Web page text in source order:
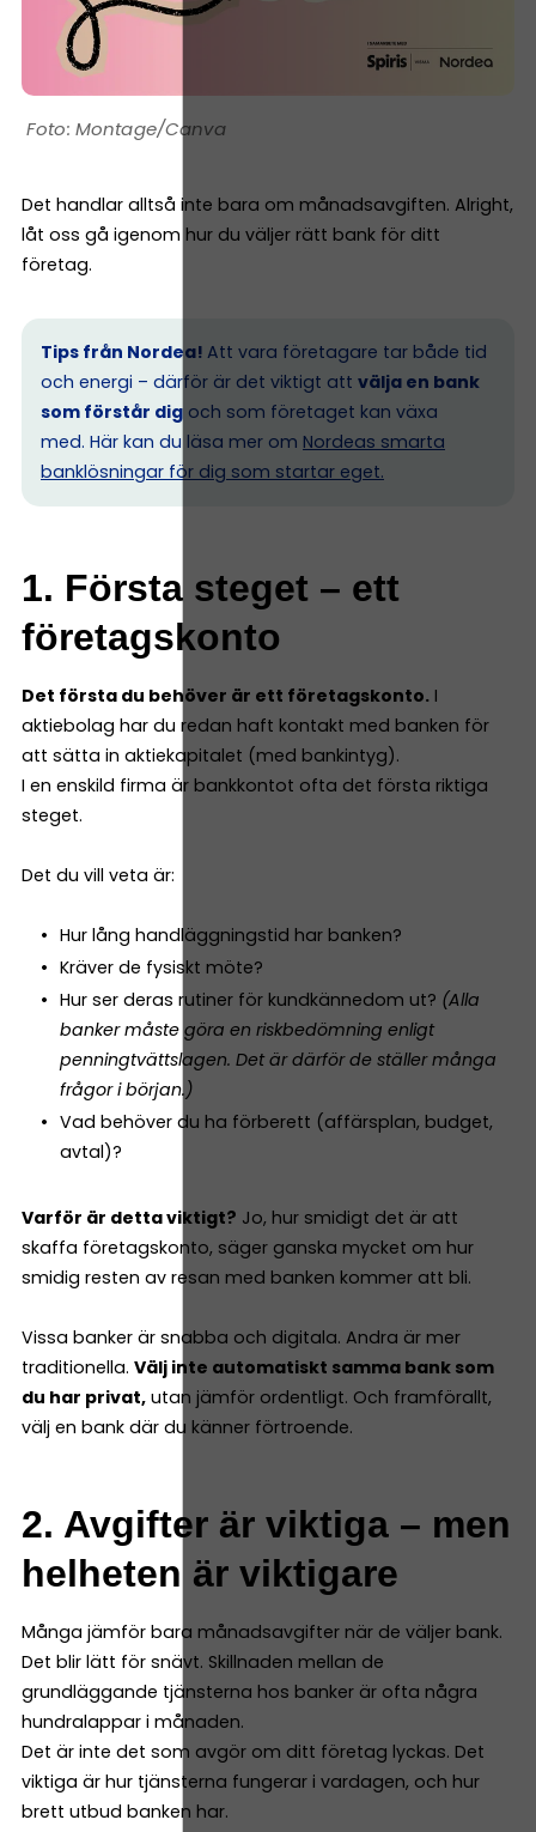
Montage/Canva
Det handlar alltså inte bara om månadsavgiften. Alright,
låt oss gå igenom hur du väljer rätt bank för ditt
företag.
Tips från Nordea! Att vara företagare tar både tid
och energi – därför är det viktigt att välja en bank
som förstår dig och som företaget kan växa
med. Här kan du läsa mer om Nordeas smarta
banklösningar för dig som startar eget.
1. Första steget – ett
företagskonto
Det första du behöver är ett företagskonto. I
aktiebolag har du redan haft kontakt med banken för
att sätta in aktiekapitalet (med bankintyg).
I en enskild firma är bankkontot ofta det första riktiga
steget.
Det du vill veta är:
Hur lång handläggningstid har banken?
Kräver de fysiskt möte?
Hur ser deras rutiner för kundkännedom ut? (Alla
banker måste göra en riskbedömning enligt
penningtvättslagen. Det är därför de ställer många
frågor i början.)
Vad behöver du ha förberett (affärsplan, budget,
avtal)?
Varför är detta viktigt? Jo, hur smidigt det är att
skaffa företagskonto, säger ganska mycket om hur
smidig resten av resan med banken kommer att bli.
Vissa banker är snabba och digitala. Andra är mer
traditionella. Välj inte automatiskt samma bank som
du har privat, utan jämför ordentligt. Och framförallt,
välj en bank där du känner förtroende.
2. Avgifter är viktiga – men
helheten är viktigare
Många jämför bara månadsavgifter när de väljer bank.
Det blir lätt för snävt. Skillnaden mellan de
grundläggande tjänsterna hos banker är ofta några
hundralappar i månaden.
Det är inte det som avgör om ditt företag lyckas. Det
viktiga är hur tjänsterna fungerar i vardagen, och hur
brett utbud banken har.